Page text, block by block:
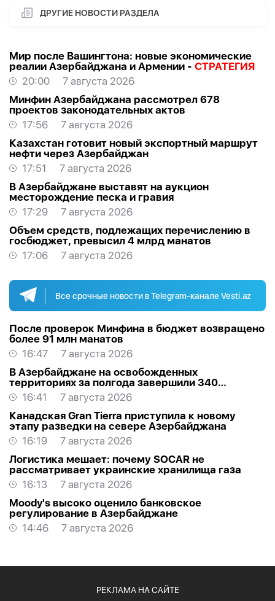
ДРУГИЕ НОВОСТИ РАЗДЕЛА
Мир после Вашингтона: новые экономические
реалии Азербайджана и Армении - СТРАТЕГИЯ
20:00
7 августа 2026
Минфин Азербайджана рассмотрел 678
проектов законодательных актов
17:56
7 августа 2026
Казахстан готовит новый экспортный маршрут
нефти через Азербайджан
17:51
7 августа 2026
В Азербайджане выставят на аукцион
месторождение песка и гравия
17:29
7 августа 2026
Объем средств, подлежащих перечислению в
госбюджет, превысил 4 млрд манатов
17:06
7 августа 2026
Все срочные новости в Telegram-канале Vesti.az
После проверок Минфина в бюджет возвращено
более 91 млн манатов
16:47
7 августа 2026
В Азербайджане на освобожденных
территориях за полгода завершили 340
проектов
16:41
7 августа 2026
Канадская Gran Tierra приступила к новому
этапу разведки на севере Азербайджана
16:19
7 августа 2026
Логистика мешает: почему SOCAR не
рассматривает украинские хранилища газа
16:13
7 августа 2026
Moody's высоко оценило банковское
регулирование в Азербайджане
14:46
7 августа 2026
РЕКЛАМА НА САЙТЕ